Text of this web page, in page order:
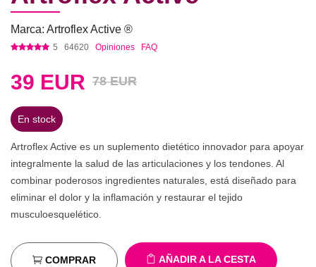
Marca: Artroflex Active ®
5 64620 Opiniones FAQ
39 EUR 78 EUR
En stock
Artroflex Active es un suplemento dietético innovador para apoyar
integralmente la salud de las articulaciones y los tendones. Al
combinar poderosos ingredientes naturales, está diseñado para
eliminar el dolor y la inflamación y restaurar el tejido
musculoesquelético.
AÑADIR A LA CESTA
COMPRAR